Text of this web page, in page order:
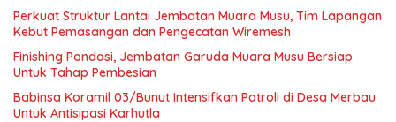
Perkuat Struktur Lantai Jembatan Muara Musu, Tim Lapangan
Kebut Pemasangan dan Pengecatan Wiremesh
Finishing Pondasi, Jembatan Garuda Muara Musu Bersiap
Untuk Tahap Pembesian
Babinsa Koramil 03/Bunut Intensifkan Patroli di Desa Merbau
Untuk Antisipasi Karhutla